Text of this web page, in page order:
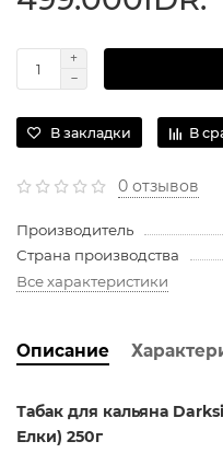
В закладки В
0 отзывов
Производитель
Страна производства
Все характеристики
Описание
Табак для кальяна
Елки) 250г